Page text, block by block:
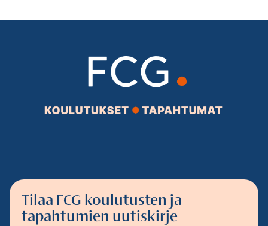
Tilaa FCG koulutusten ja
tapahtumien uutiskirje